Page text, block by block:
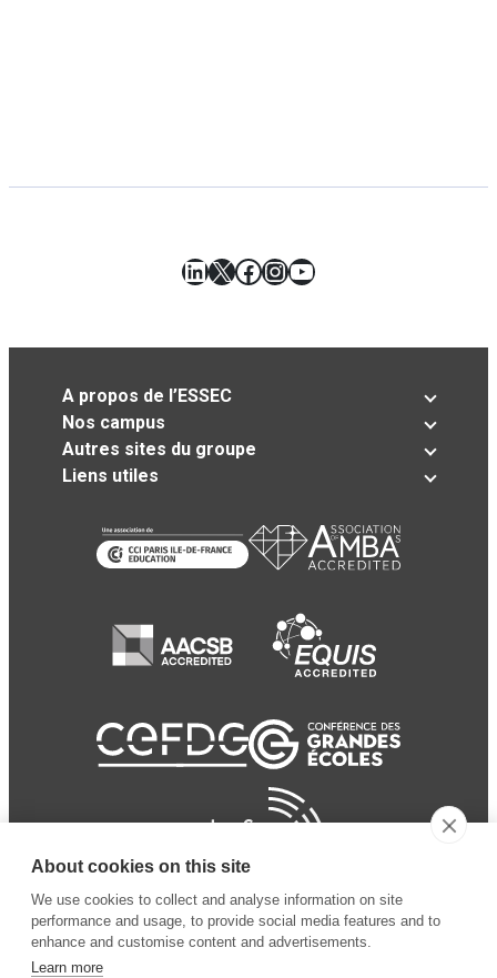
LinkedIn
X Facebook
Instagram
YouTube
A propos de l’ESSEC
Nos campus
Autres sites du groupe
Liens utiles
About cookies on this site
We use cookies to collect and analyse information on site
performance and usage, to provide social media features and to
enhance and customise content and advertisements.
Learn more